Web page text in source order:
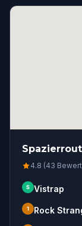
4.8 (43
S Vistrap
1 Rock